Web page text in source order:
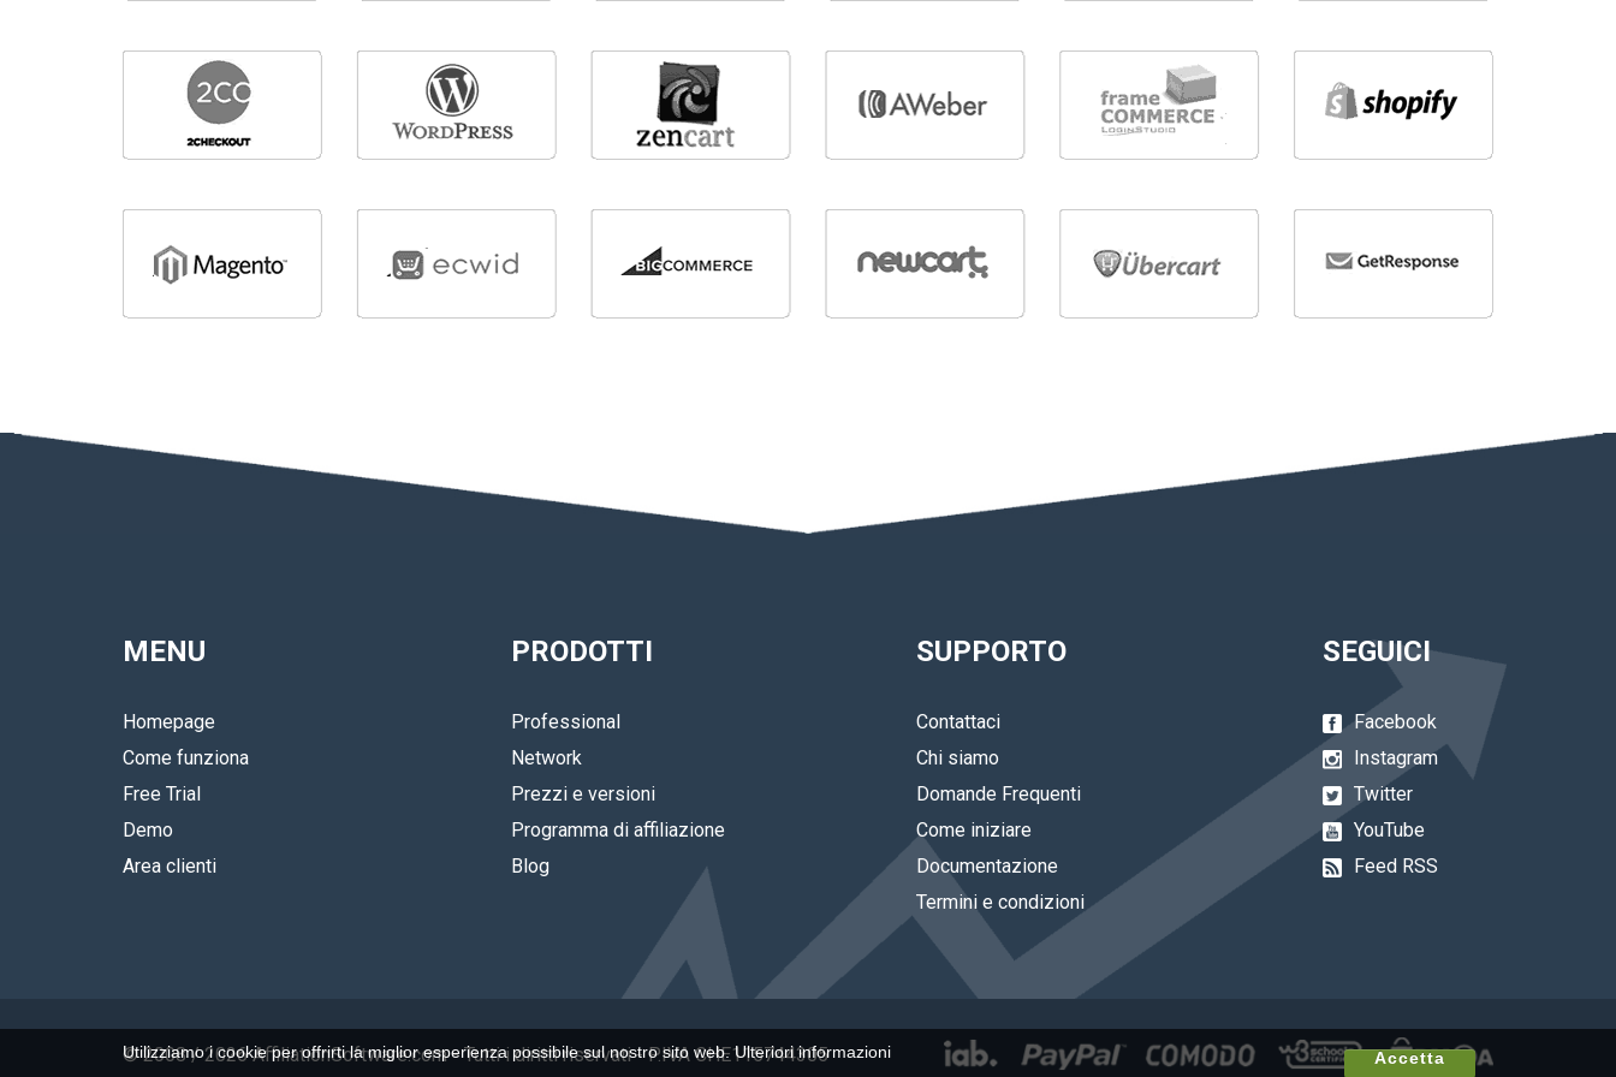
MENU
Homepage
Come funziona
Free Trial
Demo
Area clienti
PRODOTTI
Professional
Network
Prezzi e versioni
Programma di affiliazione
Blog
SUPPORTO
Contattaci
Chi siamo
Domande Frequenti
Come iniziare
Documentazione
Termini e condizioni
SEGUICI
Facebook
Instagram
Twitter
YouTube
Feed RSS
© 2008 / 2026 AffiliationSoftware.com- Tutti i diritti riservati - P.IVA CHE115744305
Utilizziamo i cookie per offrirti la miglior esperienza possibile sul nostro sito web.Ulteriori informazioni Accetta